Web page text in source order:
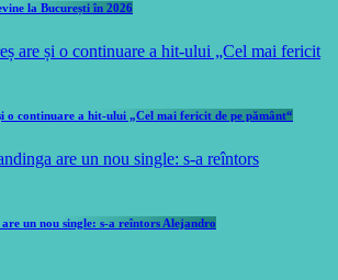
la București în 2026
o continuare a hit-ului „Cel mai fericit de pe pământ“
un nou single: s-a reîntors Alejandro